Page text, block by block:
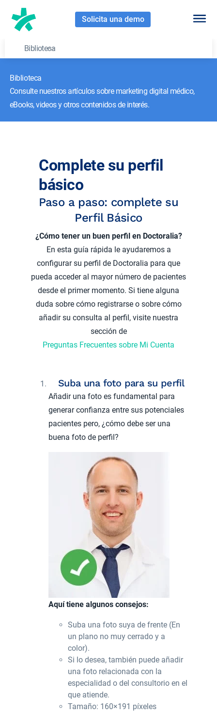
Solicita una demo
Biblioteca
Biblioteca
Consulte nuestros artículos sobre marketing digital médico,
eBooks, videos y otros contenidos de interés.
Complete su perfil
básico
Paso a paso: complete su
Perfil Básico
¿Cómo tener un buen perfil en Doctoralia?
En esta guía rápida le ayudaremos a
configurar su perfil de Doctoralia para que
pueda acceder al mayor número de pacientes
desde el primer momento. Si tiene alguna
duda sobre cómo registrarse o sobre cómo
añadir su consulta al perfil, visite nuestra
sección de
Preguntas Frecuentes sobre Mi Cuenta
Suba una foto para su perfil
Añadir una foto es fundamental para
generar confianza entre sus potenciales
pacientes pero, ¿cómo debe ser una
buena foto de perfil?
Aquí tiene algunos consejos:
Suba una foto suya de frente (En
un plano no muy cerrado y a
color).
Si lo desea, también puede añadir
una foto relacionada con la
especialidad o del consultorio en el
que atiende.
Tamaño: 160×191 píxeles